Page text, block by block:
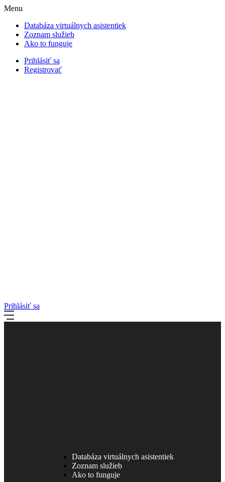
Menu
Databáza virtuálnych asistentiek
Zoznam služieb
Ako to funguje
Prihlásiť sa
Registrovať
Prihlásiť sa
Databáza virtuálnych asistentiek
Zoznam služieb
Ako to funguje